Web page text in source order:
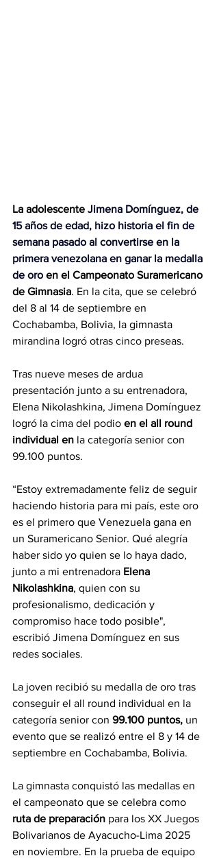
La adolescente Jimena Domínguez, de
15 años de edad, hizo historia el fin de
semana pasado al convertirse en la
primera venezolana en ganar la medalla
de oro en el Campeonato Suramericano
de Gimnasia. En la cita, que se celebró
del 8 al 14 de septiembre en
Cochabamba, Bolivia, la gimnasta
mirandina logró otras cinco preseas.
Tras nueve meses de ardua
presentación junto a su entrenadora,
Elena Nikolashkina, Jimena Domínguez
logró la cima del podio en el all round
individual en la categoría senior con
99.100 puntos.
“Estoy extremadamente feliz de seguir
haciendo historia para mi país, este oro
es el primero que Venezuela gana en
un Suramericano Senior. Qué alegría
haber sido yo quien se lo haya dado,
junto a mi entrenadora Elena
Nikolashkina, quien con su
profesionalismo, dedicación y
compromiso hace todo posible",
escribió Jimena Domínguez en sus
redes sociales.
La joven recibió su medalla de oro tras
conseguir el all round individual en la
categoría senior con 99.100 puntos, un
evento que se realizó entre el 8 y 14 de
septiembre en Cochabamba, Bolivia.
La gimnasta conquistó las medallas en
el campeonato que se celebra como
ruta de preparación para los XX Juegos
Bolivarianos de Ayacucho-Lima 2025
en noviembre. En la prueba de equipo